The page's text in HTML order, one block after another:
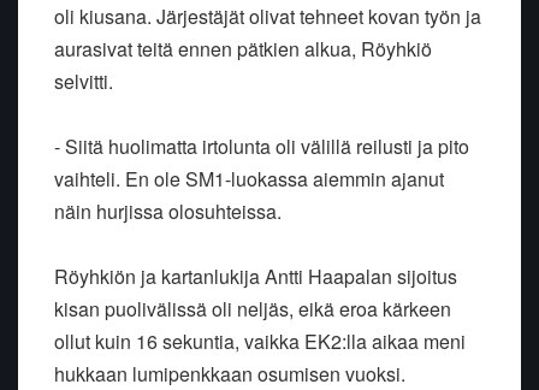
oli kiusana. Järjestäjät olivat tehneet kovan työn ja
aurasivat teitä ennen pätkien alkua, Röyhkiö
selvitti.
- Siitä huolimatta irtolunta oli välillä reilusti ja pito
vaihteli. En ole SM1-luokassa aiemmin ajanut
näin hurjissa olosuhteissa.
Röyhkiön ja kartanlukija Antti Haapalan sijoitus
kisan puolivälissä oli neljäs, eikä eroa kärkeen
ollut kuin 16 sekuntia, vaikka EK2:lla aikaa meni
hukkaan lumipenkkaan osumisen vuoksi.